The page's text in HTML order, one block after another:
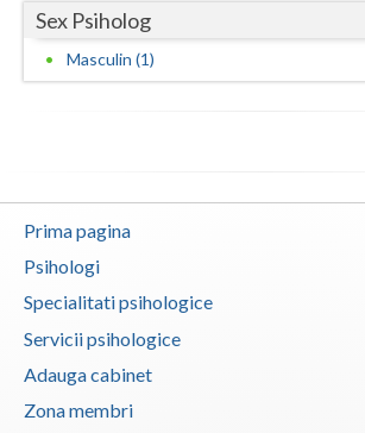
Sex Psiholog
Masculin (1)
Prima pagina
Psihologi
Specialitati psihologice
Servicii psihologice
Adauga cabinet
Zona membri